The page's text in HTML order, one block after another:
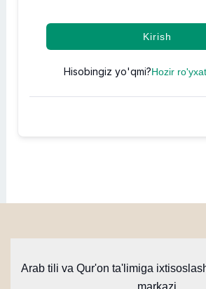
Kirish
Hisobingiz yo'qmi?Hozir
Arab tili va Qur'on ta'limiga